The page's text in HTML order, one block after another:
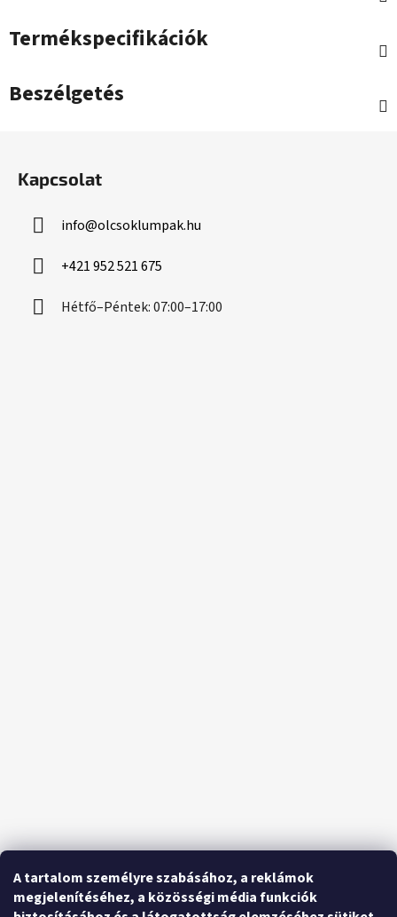
A tartalom személyre szabásához, a reklámok
megjelenítéséhez, a közösségi média funkciók
Termékspecifikációk
Beszélgetés
Kapcsolat
info@olcsoklumpak.hu
+421 952 521 675
Hétfő–Péntek: 07:00–17:00